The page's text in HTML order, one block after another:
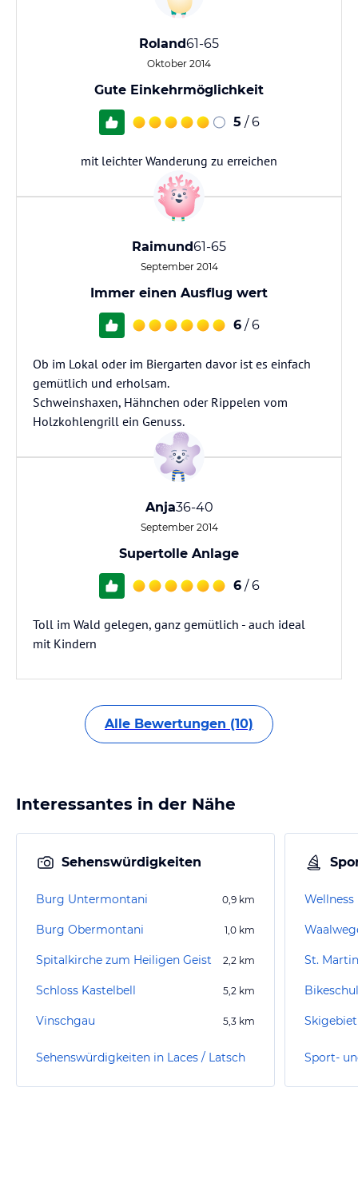
Roland61-65
Oktober 2014
Gute Einkehrmöglichkeit
5 / 6
mit leichter Wanderung zu erreichen
Raimund61-65
September 2014
Immer einen Ausflug wert
6 / 6
Ob im Lokal oder im Biergarten davor ist es einfach
gemütlich und erholsam.
Schweinshaxen, Hähnchen oder Rippelen vom
Holzkohlengrill ein Genuss.
Anja36-40
September 2014
Supertolle Anlage
6 / 6
Toll im Wald gelegen, ganz gemütlich - auch ideal
mit Kindern
Alle Bewertungen (10)
Interessantes in der Nähe
Sehenswürdigkeiten
Burg Untermontani 0,9 km
Burg Obermontani 1,0 km
Spitalkirche zum Heiligen Geist 2,2 km
Schloss Kastelbell 5,2 km
Vinschgau 5,3 km
Sehenswürdigkeiten in Laces / Latsch
St.